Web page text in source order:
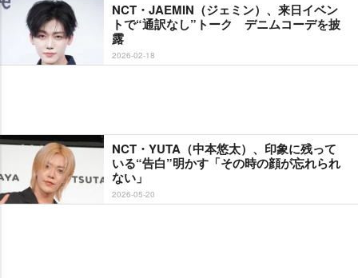
NCT・JAEMIN（ジェミン）、来日イベン
トで“通訳なし”トーク デニムコーデを披
露
2026-02-18
NCT・YUTA（中本悠太）、印象に残って
いる“告白”明かす「その時の顔が忘れられ
ない」
2026-05-20